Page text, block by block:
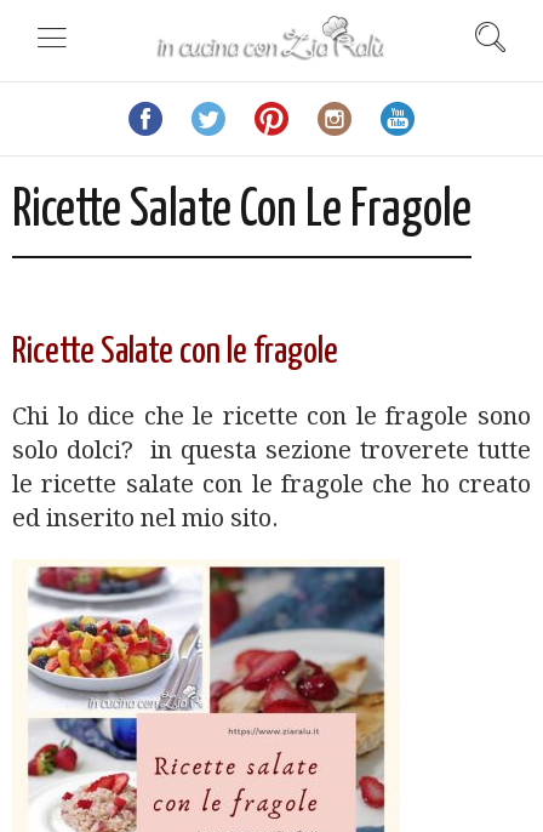
Ricette Salate Con Le Fragole
Ricette Salate con le fragole
Chi lo dice che le ricette con le fragole sono
solo dolci? in questa sezione troverete tutte
le ricette salate con le fragole che ho creato
ed inserito nel mio sito.